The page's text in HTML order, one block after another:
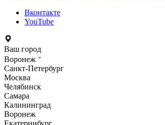
Вконтакте
YouTube
Ваш город
Воронеж
Санкт-Петербург
Москва
Челябинск
Самара
Калининград
Воронеж
Екатеринбург